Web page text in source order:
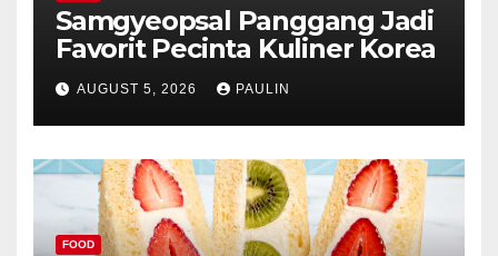
Samgyeopsal Panggang Jadi
Favorit Pecinta Kuliner Korea
AUGUST 5, 2026 PAULIN
FOOD